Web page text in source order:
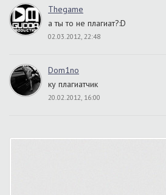
Thegame
а ты то не плагиат?:D
02.03.2012, 22:48
Dom1no
ку плагиатчик
20.02.2012, 16:00